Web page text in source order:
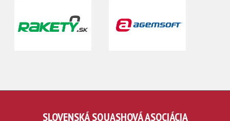
SLOVENSKÁ SQUASHOVÁ ASOCIÁCIA